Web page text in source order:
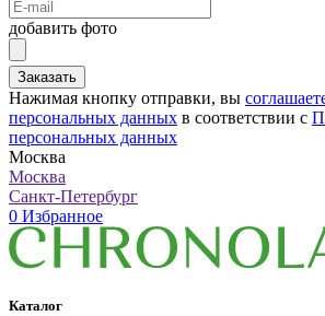
добавить фото
Заказать
Нажимая кнопку отправки, вы
персональных данных в соответствии с
персональных данных
Москва
Москва
Санкт-Петербург
0 Избранное
Каталог